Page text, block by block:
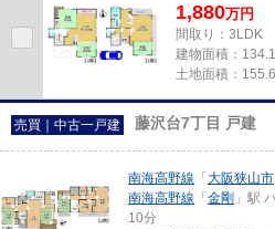
1,880万円
間取り：3LDK
建物面積：
土地面積：
売買｜中古一戸建 藤沢台7丁目 戸建
南海高野線 「 大阪狭山市
南海高野線 「 金剛 」駅
10分